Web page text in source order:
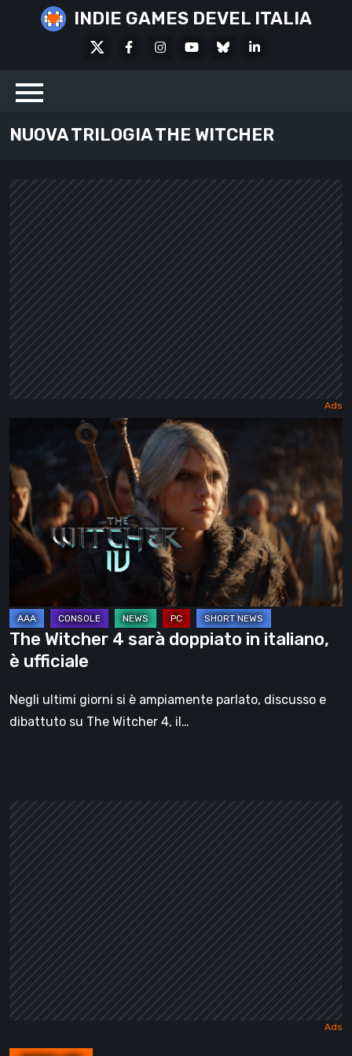
INDIE GAMES DEVEL ITALIA
FacebookInstagramYoutubeBlueskyLinkedIn
NUOVA TRILOGIA THE WITCHER
Witcher
4
sarà
doppiato
in
italiano,
ufficiale
The Witcher 4 sarà doppiato in italiano,
è ufficiale
Negli ultimi giorni si è ampiamente parlato, discusso e
dibattuto su The Witcher 4, il…